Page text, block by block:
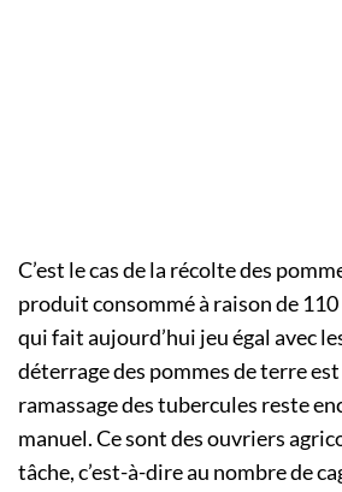
C’est le cas de la récolte des
produit consommé à raison de
qui fait aujourd’hui jeu égal avec
déterrage des pommes de terre
ramassage des tubercules reste
manuel. Ce sont des ouvriers
tâche, c’est-à-dire au nombre de